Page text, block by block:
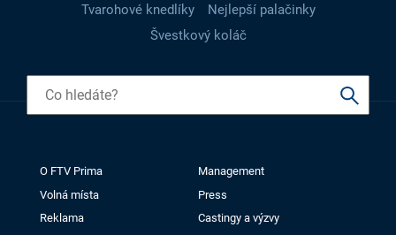
Tvarohové knedlíky
Nejlepší palačinky
Švestkový koláč
O FTV Prima
Management
Volná místa
Press
Reklama
Castingy a výzvy